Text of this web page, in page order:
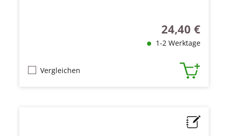
Regulärer Preis:
24,40 €
1-2 Werktage
Vergleichen